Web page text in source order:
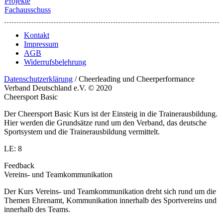
Fachausschuss
Kontakt
Impressum
AGB
Widerrufsbelehrung
Datenschutzerklärung / Cheerleading und Cheerperformance
Verband Deutschland e.V. © 2020
Cheersport Basic
Der Cheersport Basic Kurs ist der Einsteig in die Trainerausbildung.
Hier werden die Grundsätze rund um den Verband, das deutsche
Sportsystem und die Trainerausbildung vermittelt.
LE: 8
Feedback
Vereins- und Teamkommunikation
Der Kurs Vereins- und Teamkommunikation dreht sich rund um die
Themen Ehrenamt, Kommunikation innerhalb des Sportvereins und
innerhalb des Teams.